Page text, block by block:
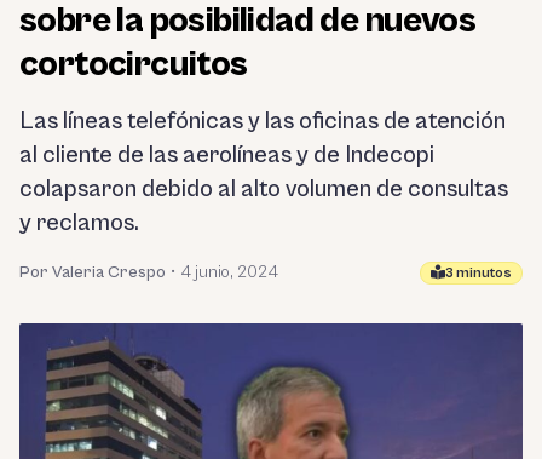
sobre la posibilidad de nuevos
cortocircuitos
Las líneas telefónicas y las oficinas de atención
al cliente de las aerolíneas y de Indecopi
colapsaron debido al alto volumen de consultas
y reclamos.
Por Valeria Crespo • 4 junio, 2024 3 minutos